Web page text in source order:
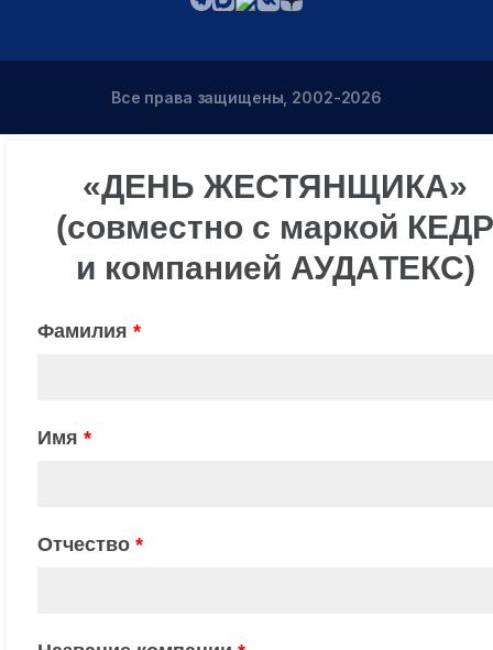
Все права защищены, 2002-2026